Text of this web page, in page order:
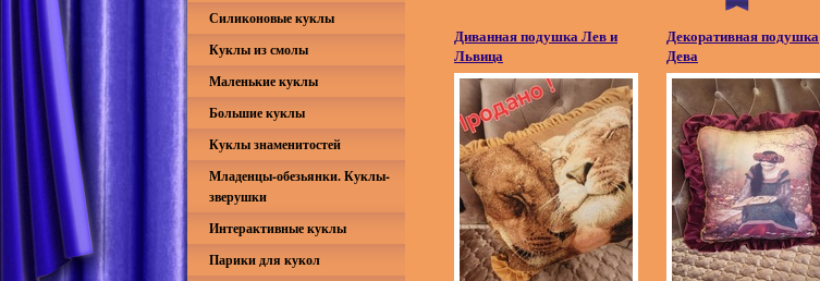
Диванная подушка Лев и
Львица
Декоративная подушка
Дева
Силиконовые куклы
Куклы из смолы
Маленькие куклы
Большие куклы
Куклы знаменитостей
Младенцы-обезьянки. Куклы-
зверушки
Интерактивные куклы
Парики для кукол